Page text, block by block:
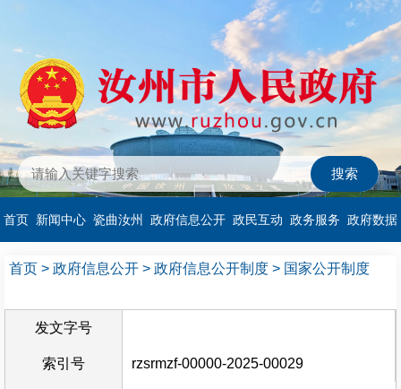
首页 新闻中心 瓷曲汝州 政府信息公开 政民互动 政务服务 政府数据
首页 > 政府信息公开 > 政府信息公开制度 > 国家公开制度
发文字号
索引号 rzsrmzf-00000-2025-00029